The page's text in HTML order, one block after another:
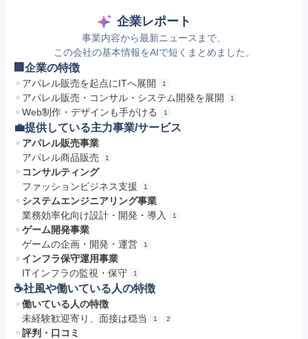
企業レポート
事業内容から最新ニュースまで、
この会社の基本情報をAIで短くまとめました。
🏢企業の特徴
アパレル販売を起点にITへ展開 1
アパレル販売・コンサル・システム開発を展開 1
Web制作・デザインも手がける 1
💼提供している主力事業/サービス
アパレル販売事業
アパレル商品販売
1
コンサルティング
ファッションビジネス支援
1
システムエンジニアリング事業
業務効率化向け設計・開発・導入
1
ゲーム開発事業
ゲームの企画・開発・運営
1
インフラ保守運用事業
ITインフラの監視・保守
1
☕️社風や働いている人の特徴
働いている人の特徴
未経験歓迎寄り、面接は穏当
1 2
評判・口コミ